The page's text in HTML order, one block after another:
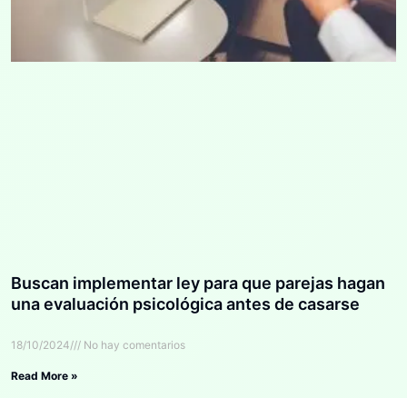
Buscan implementar ley para que parejas hagan
una evaluación psicológica antes de casarse
18/10/2024 No hay comentarios
Read More »